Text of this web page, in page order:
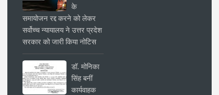
के
समायोजन रद्द करने को लेकर
सर्वोच्च न्यायालय ने उत्तर प्रदेश
सरकार को जारी किया नोटिस
डॉ. मोनिका
सिंह बनीं
कार्यवाहक